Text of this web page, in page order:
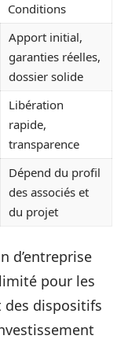
Conditions
Apport initial,
garanties réelles,
dossier solide
Libération
rapide,
transparence
Dépend du profil
des associés et
du projet
d’entreprise
pour les
des dispositifs